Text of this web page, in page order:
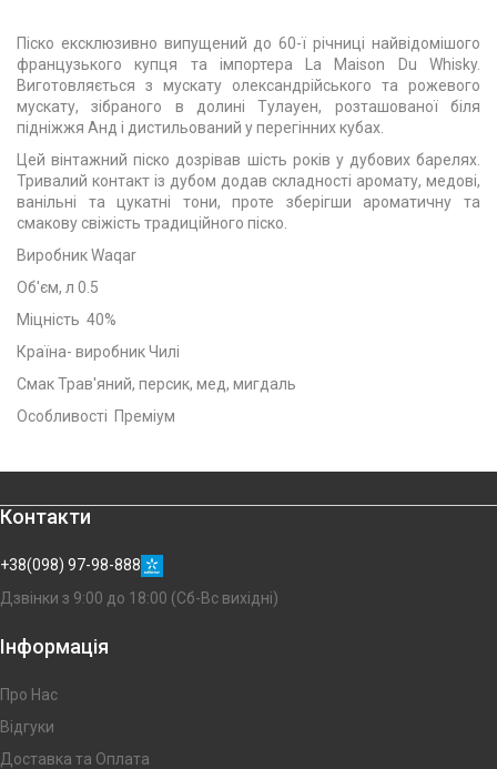
Піско ексклюзивно випущений до 60-ї річниці найвідомішого
французького купця та імпортера La Maison Du Whisky.
Виготовляється з мускату олександрійського та рожевого
мускату, зібраного в долині Тулауен, розташованої біля
підніжжя Анд і дистильований у перегінних кубах.
Цей вінтажний піско дозрівав шість років у дубових барелях.
Тривалий контакт із дубом додав складності аромату, медові,
ванільні та цукатні тони, проте зберігши ароматичну та
смакову свіжість традиційного піско.
Виробник Waqar
Об'єм, л 0.5
Міцність 40%
Країна- виробник Чилі
Смак Трав'яний, персик, мед, мигдаль
Особливості Преміум
Контакти
+38(098) 97-98-888
Дзвінки з 9:00 до 18:00 (Сб-Вс вихідні)
Інформація
Про Нас
Відгуки
Доставка та Оплата